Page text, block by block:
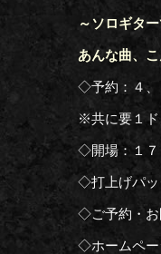
～ソロギタ
あんな曲、
◇予約：４、
※共に要１ド
◇開場：１
◇打上げパッ
◇ご予約・
◇ホームペー